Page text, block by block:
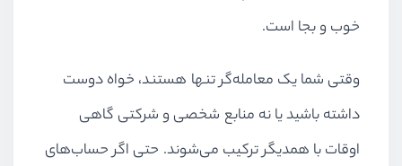
خوب و بجا است.
وقتی شما یک معامله‌گر تنها هستند، خواه دوست
داشته باشید یا نه منابع شخصی و شرکتی گاهی
اوقات با همدیگر ترکیب می‌شوند. حتی اگر حساب‌های